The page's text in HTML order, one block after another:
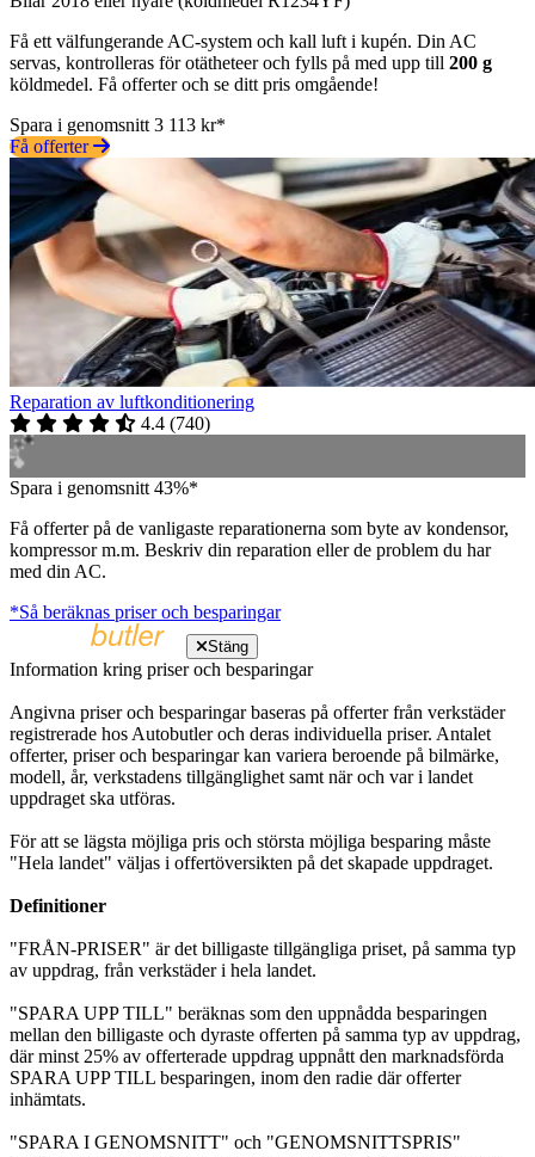
Få ett välfungerande AC-system och kall luft i kupén. Din AC
servas, kontrolleras för otätheteer och fylls på med upp till 200 g
köldmedel. Få offerter och se ditt pris omgående!
Spara i genomsnitt 3 113 kr*
Få offerter
Reparation av luftkonditionering
4.4 (740)
Spara i genomsnitt 43%*
Få offerter på de vanligaste reparationerna som byte av kondensor,
kompressor m.m. Beskriv din reparation eller de problem du har
med din AC.
*Så beräknas priser och besparingar
Stäng
Information kring priser och besparingar
Angivna priser och besparingar baseras på offerter från verkstäder
registrerade hos Autobutler och deras individuella priser. Antalet
offerter, priser och besparingar kan variera beroende på bilmärke,
modell, år, verkstadens tillgänglighet samt när och var i landet
uppdraget ska utföras.
För att se lägsta möjliga pris och största möjliga besparing måste
"Hela landet" väljas i offertöversikten på det skapade uppdraget.
Definitioner
"FRÅN-PRISER" är det billigaste tillgängliga priset, på samma typ
av uppdrag, från verkstäder i hela landet.
"SPARA UPP TILL" beräknas som den uppnådda besparingen
mellan den billigaste och dyraste offerten på samma typ av uppdrag,
där minst 25% av offerterade uppdrag uppnått den marknadsförda
SPARA UPP TILL besparingen, inom den radie där offerter
inhämtats.
"SPARA I GENOMSNITT" och "GENOMSNITTSPRIS"